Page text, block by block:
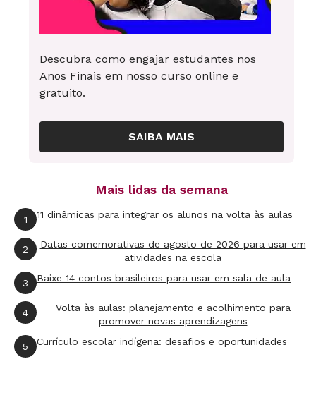
Descubra como engajar estudantes nos
Anos Finais em nosso curso online e
gratuito.
SAIBA MAIS
Mais lidas da semana
1 11 dinâmicas para integrar os alunos na volta às aulas
2
Datas comemorativas de agosto de 2026 para usar em
atividades na escola
3 Baixe 14 contos brasileiros para usar em sala de aula
4
Volta às aulas: planejamento e acolhimento para
promover novas aprendizagens
5 Currículo escolar indígena: desafios e oportunidades